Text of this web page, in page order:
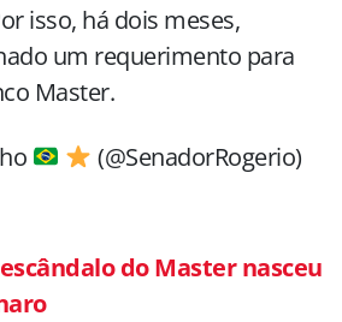
isso, há dois meses,
um requerimento para
Master.
(@SenadorRogerio)
do Master nasceu